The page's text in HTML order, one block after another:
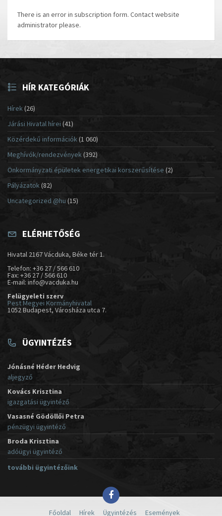
There is an error in subscription form. Contact website
administrator please.
HÍR KATEGÓRIÁK
Hírek(26)
Járási Hivatal hírei (41)
Közérdekű információk(1 060)
Meghívók/rendezvények (392)
Önkormányzati épületek energetikai korszerűsítése (2)
Pályázatok (82)
Uncategorized @hu (15)
ELÉRHETŐSÉG
Hivatal 2167 Vácduka, Béke tér 1.
Telefon: +36 27 / 566 610
Fax: +36 27 / 566 610
E-mail: info@vacduka.hu
Felügyeleti szerv
Pest Megyei Kormányhivatal
1052 Budapest, Városháza utca 7.
ÜGYINTÉZÉS
Jónásné Héder Hedvig
aljegyző
Kovács Krisztina
igazgatási ügyintéző
Vasasné Gödöllői Petra
pénzügyi ügyintéző
Broda Krisztina
adóügyi ügyintéző
további ügyintézőink
Főoldal Hírek Ügyintézés Események